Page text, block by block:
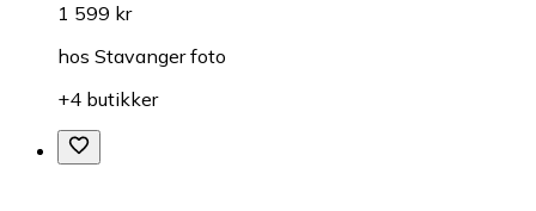
1 599 kr
hos Stavanger foto
+4 butikker